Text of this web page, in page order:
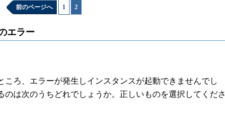
前のページへ 1 2
エラー
ころ、エラーが発生しインスタンスが起動できませんでし
のは次のうちどれでしょうか。正しいものを選択してくださ